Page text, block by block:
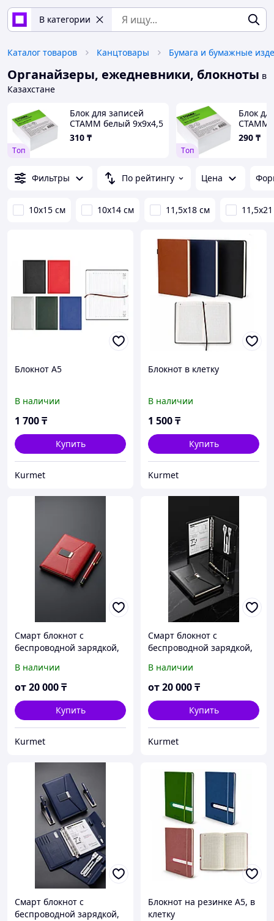
В категории
Каталог товаров Канцтовары Бумага и бумажные
Органайзеры, ежедневники, блокноты в
Казахстане
Tоп
Блок для записей
СТАММ белый 9х9х4,5
см, белизна 65-70%
310 ₸
Tоп
Блок
СТАММ
см,
290 ₸
Фильтры По рейтингу Цена
10x15 см 10х14 см 11,5х18 см
Блокнот А5
В наличии
1 700₸
Купить
Kurmet
Блокнот в клетку
В наличии
1 500₸
Купить
Kurmet
Смарт блокнот с
беспроводной зарядкой,
В наличии
от20 000₸
Купить
Kurmet
Смарт блокнот с
беспроводной зарядкой,
В наличии
от20 000₸
Купить
Kurmet
Смарт блокнот с
беспроводной зарядкой,
Блокнот на резинке А5, в
клетку